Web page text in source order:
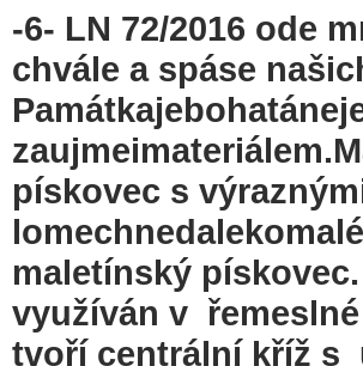
-6- LN 72/2016 ode
chvále a spáse
pískovec s
maletínský
využíván v
tvoří centrální kříž s